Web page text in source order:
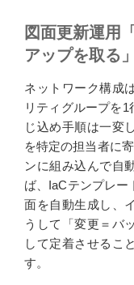
図面更新運用
アップを取る」
ネットワーク構成
リティグループを
じ込め手順は一変
を特定の担当者に
ンに組み込んで自
ば、IaCテンプレー
面を自動生成し、
うして「変更＝バ
して定着させるこ
す。